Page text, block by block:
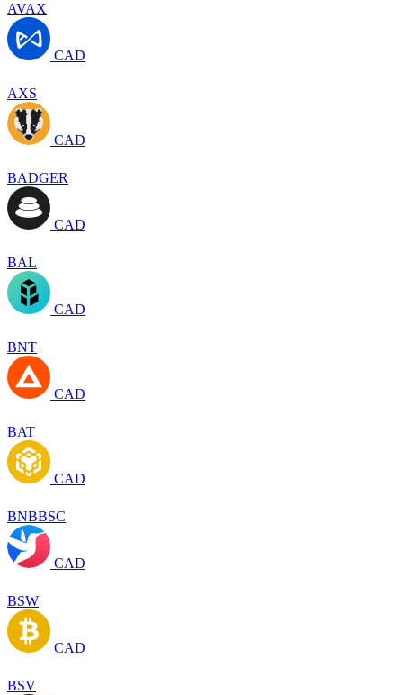
AVAX
CAD
AXS
CAD
BADGER
CAD
BAL
CAD
BNT
CAD
BAT
CAD
BNBBSC
CAD
BSW
CAD
BSV